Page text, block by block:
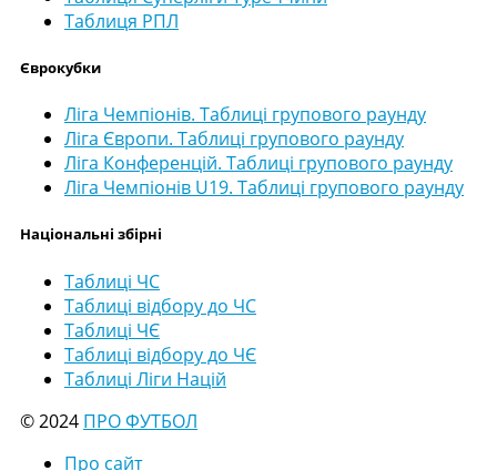
Таблиця РПЛ
Єврокубки
Ліга Чемпіонів. Таблиці групового раунду
Ліга Європи. Таблиці групового раунду
Ліга Конференцій. Таблиці групового раунду
Ліга Чемпіонів U19. Таблиці групового раунду
Національні збірні
Таблиці ЧС
Таблиці відбору до ЧС
Таблиці ЧЄ
Таблиці відбору до ЧЄ
Таблиці Ліги Націй
© 2024 ПРО ФУТБОЛ
Про сайт